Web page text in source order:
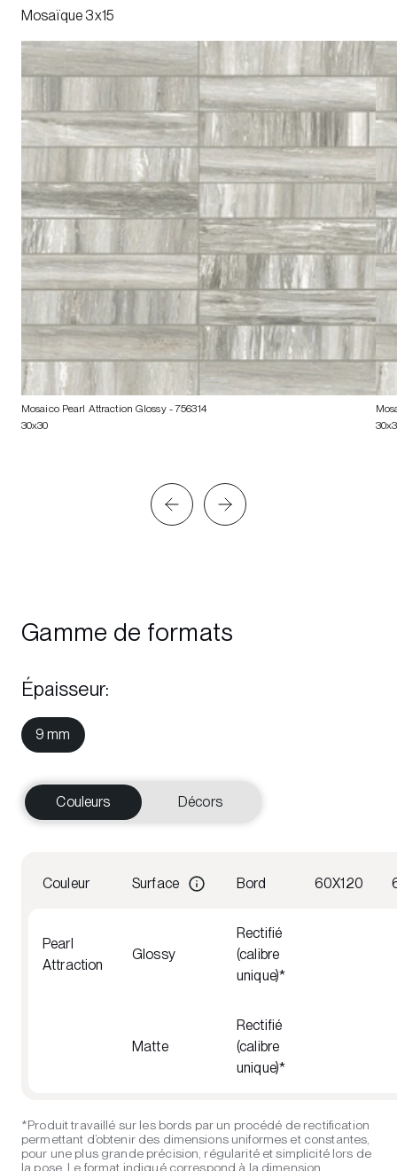
Mosaïque 3x15
Mosaico Pearl Attraction Glossy- 756314
30x30
Gamme de formats
Épaisseur:
9 mm
Couleurs Décors
Couleur Surface Bord 60X120
Pearl
Attraction
Glossy
Rectifié
(calibre
unique)*
Matte
Rectifié
(calibre
unique)*
*Produit travaillé sur les bords par un procédé de rectification
permettant d’obtenir des dimensions uniformes et constantes,
pour une plus grande précision, régularité et simplicité lors de
la pose. Le format indiqué correspond à la dimension